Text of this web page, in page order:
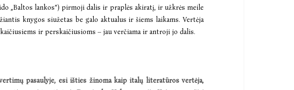
„Baltos lankos“) pirmoji dalis ir praplės akiratį, ir užkrės meile
knygos siužetas be galo aktualus ir šiems laikams. Vertėja
ir perskaičiusioms – jau verčiama ir antroji jo dalis.
pasaulyje, esi išties žinoma kaip italų literatūros vertėja,